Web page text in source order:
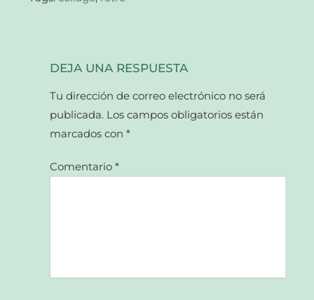
DEJA UNA RESPUESTA
Tu dirección de correo electrónico no será
publicada. Los campos obligatorios están
marcados con*
Comentario*